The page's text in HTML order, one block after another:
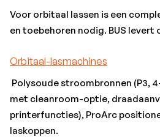
Voor orbitaal lassen is een
en toebehoren nodig. BUS levert
Orbitaal-lasmachines
Polysoude stroombronnen (P3,
met cleanroom-optie,
printerfuncties), ProArc
laskoppen.